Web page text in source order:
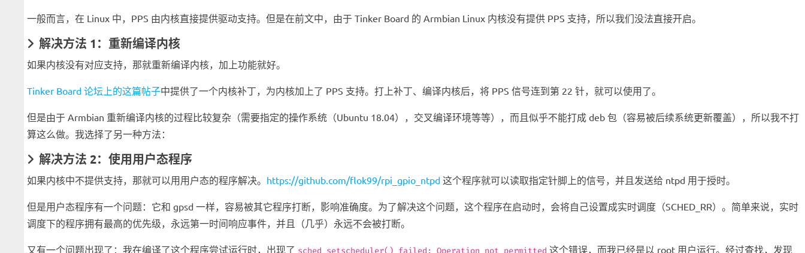
一般而言，在 Linux 中，PPS 由内核直接提供驱动支持。但是在前文中，由于 Tinker Board 的 Armbian Linux 内核没有提供 PPS 支持，所以我们没法直接开启。
解决方法 1：重新编译内核
如果内核没有对应支持，那就重新编译内核，加上功能就好。
Tinker Board 论坛上的这篇帖子中提供了一个内核补丁，为内核加上了 PPS 支持。打上补丁、编译内核后，将 PPS 信号连到第 22 针，就可以使用了。
但是由于 Armbian 重新编译内核的过程比较复杂（需要指定的操作系统（Ubuntu 18.04），交叉编译环境等等），而且似乎不能打成 deb 包（容易被后续系统更新覆盖），所以我不打
算这么做。我选择了另一种方法：
解决方法 2：使用用户态程序
如果内核中不提供支持，那就可以用用户态的程序解决。 https://github.com/flok99/rpi_gpio_ntpd 这个程序就可以读取指定针脚上的信号，并且发送给 ntpd 用于授时。
但是用户态程序有一个问题：它和 gpsd 一样，容易被其它程序打断，影响准确度。为了解决这个问题，这个程序在启动时，会将自己设置成实时调度（SCHED_RR）。简单来说，实时
调度下的程序拥有最高的优先级，永远第一时间响应事件，并且（几乎）永远不会被打断。
又有一个问题出现了：我在编译了这个程序尝试运行时，出现了
这个错误，而我已经是以 root 用户运行。经过查找，发现